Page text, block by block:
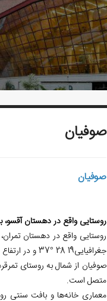
صوفیان
صوفیان
روستایی واقع در دهستان
جغرافیایی19ً 28َ °37 و در ارتفاع 169 متری از سطح دریا قرار گرفته است.
صوفیان از شمال به روستای
متصل است.
معماری خانه‌ها و بافت سنتی